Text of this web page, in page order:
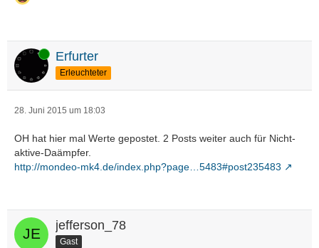
Online Erfurter
Erleuchteter
28. Juni 2015 um 18:03
OH hat hier mal Werte gepostet. 2 Posts weiter auch für Nicht-
aktive-Daämpfer.
http://mondeo-mk4.de/index.php?page…5483#post235483
jefferson_78
Gast